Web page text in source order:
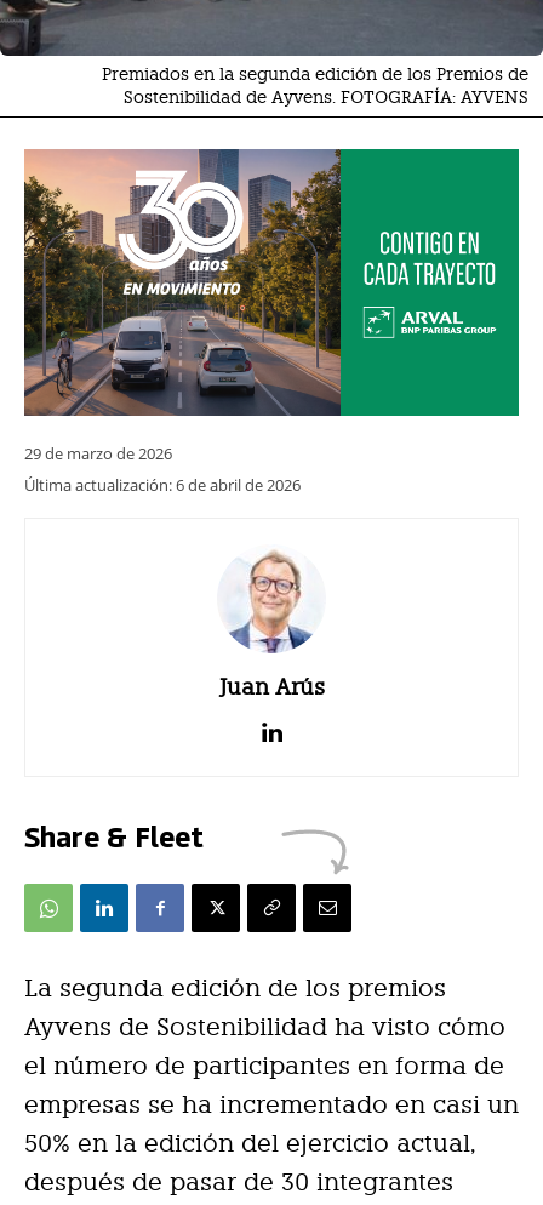
Premiados en la segunda edición de los Premios de
Sostenibilidad de Ayvens. FOTOGRAFÍA: AYVENS
29 de marzo de 2026
Última actualización:6 de abril de 2026
Juan Arús
Share & Fleet
La segunda edición de los premios
Ayvens de Sostenibilidad ha visto cómo
el número de participantes en forma de
empresas se ha incrementado en casi un
50% en la edición del ejercicio actual,
después de pasar de 30 integrantes